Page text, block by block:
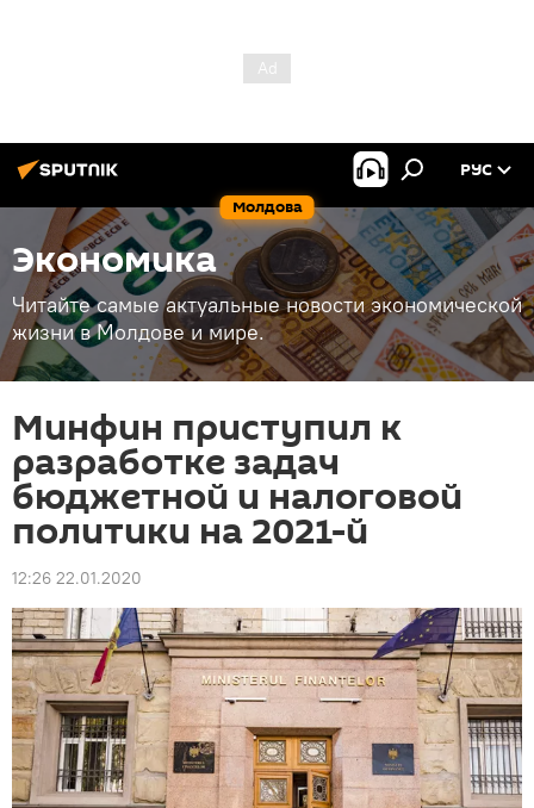
Молдова
РУС
Экономика
Читайте самые актуальные новости экономической
жизни в Молдове и мире.
Минфин приступил к
разработке задач
бюджетной и налоговой
политики на 2021-й
12:26 22.01.2020